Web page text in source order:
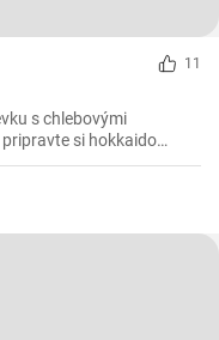
11
s chlebovými
si hokkaido